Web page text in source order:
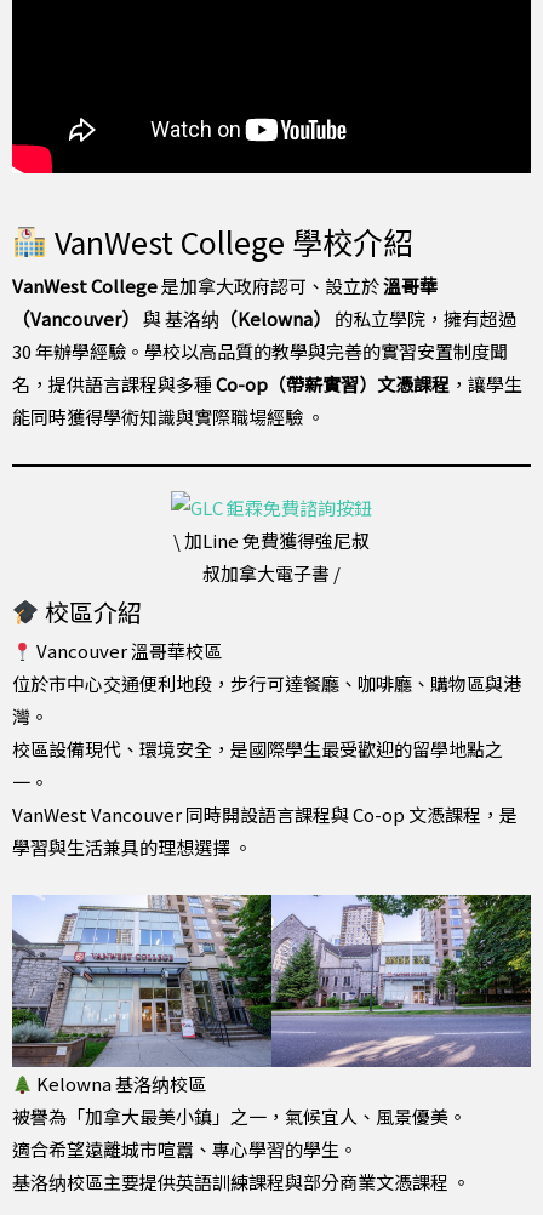
VanWest College 學校介紹
VanWest College是加拿大政府認可、設立於溫哥華
（Vancouver） 與 基洛纳 （Kelowna）
的私立學院，擁有超過
30 年辦學經驗。學校以高品質的教學與完善的實習安置制度聞
名，提供語言課程與多種Co-op（帶薪實習）文憑課程 ，讓學生
能同時獲得學術知識與實際職場經驗 。
\ 加Line 免費獲得強尼叔
叔加拿大電子書 /
校區介紹
Vancouver 溫哥華校區
位於市中心交通便利地段，步行可達餐廳、咖啡廳、購物區與港
灣。
校區設備現代、環境安全，是國際學生最受歡迎的留學地點之
一。
VanWest Vancouver 同時開設語言課程與 Co-op 文憑課程，是
學習與生活兼具的理想選擇 。
Kelowna 基洛纳校區
被譽為「加拿大最美小鎮」之一，氣候宜人、風景優美。
適合希望遠離城市喧囂、專心學習的學生。
基洛纳校區主要提供英語訓練課程與部分商業文憑課程 。